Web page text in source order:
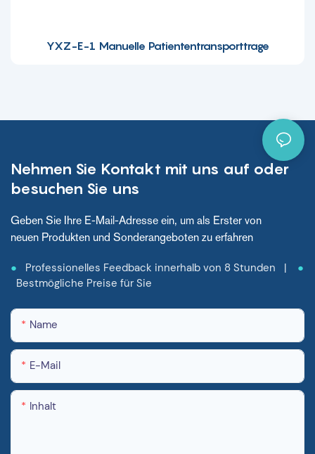
YXZ-E-1 Manuelle Patiententransporttrage
Nehmen Sie Kontakt mit uns auf oder
besuchen Sie uns
Geben Sie Ihre E-Mail-Adresse ein, um als Erster von
neuen Produkten und Sonderangeboten zu erfahren
● Professionelles Feedback innerhalb von 8 Stunden |
●
Bestmögliche Preise für Sie
Name
E-Mail
Inhalt